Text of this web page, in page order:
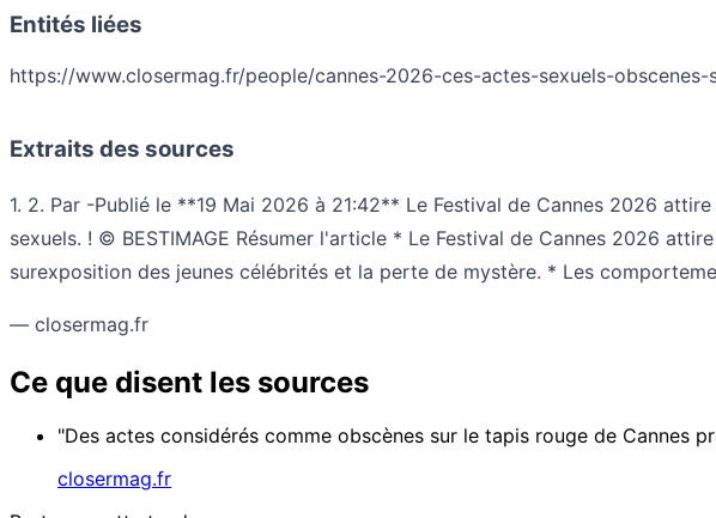
Entités liées
https://www.closermag.fr/people/cannes-2026-ces-actes-sexuels-
Extraits des sources
1. 2. Par -Publié le **19 Mai 2026 à 21:42** Le Festival de Cannes 2026
sexuels. ! © BESTIMAGE Résumer l'article * Le Festival de Cannes 2026
surexposition des jeunes célébrités et la perte de mystère. * Les
— closermag.fr
Ce que disent les sources
"Des actes considérés comme obscènes sur le tapis rouge de Cannes
closermag.fr